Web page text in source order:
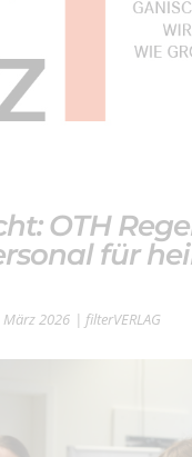
OTH
für
März 2026 | filterVERLAG